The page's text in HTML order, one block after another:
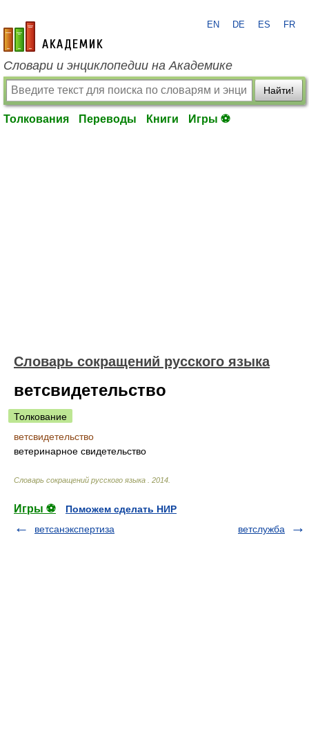
academic.ru
EN DE ES FR
Словари и энциклопедии на Академике
Найти!
Толкования Переводы Книги Игры ⚽
Словарь сокращений русского языка
ветсвидетельство
Толкование
ветсвидетельство
ветеринарное свидетельство
Словарь сокращений русского языка 2014
Игры ⚽
Поможем сделать НИР
ветсанэкспертиза
ветслужба